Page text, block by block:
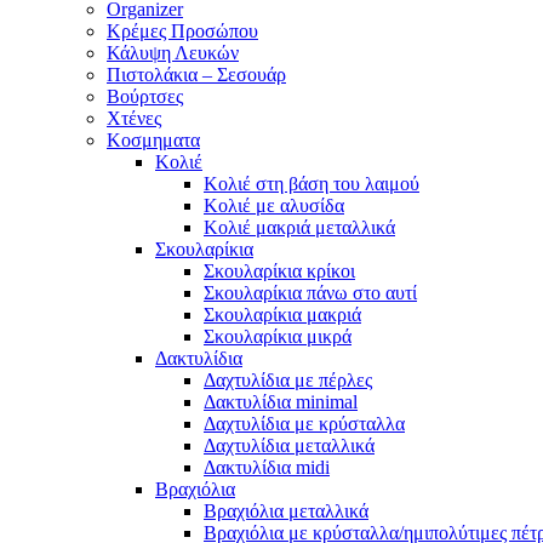
Organizer
Κρέμες Προσώπου
Κάλυψη Λευκών
Πιστολάκια – Σεσουάρ
Βούρτσες
Χτένες
Κοσμηματα
Κολιέ
Κολιέ στη βάση του λαιμού
Κολιέ με αλυσίδα
Κολιέ μακριά μεταλλικά
Σκουλαρίκια
Σκουλαρίκια κρίκοι
Σκουλαρίκια πάνω στο αυτί
Σκουλαρίκια μακριά
Σκουλαρίκια μικρά
Δακτυλίδια
Δαχτυλίδια με πέρλες
Δακτυλίδια minimal
Δαχτυλίδια με κρύσταλλα
Δαχτυλίδια μεταλλικά
Δακτυλίδια midi
Βραχιόλια
Βραχιόλια μεταλλικά
Βραχιόλια με κρύσταλλα/ημιπολύτιμες